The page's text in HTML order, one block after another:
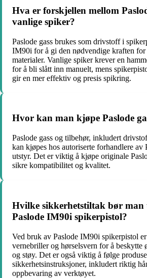
Hva er forskjellen mellom
vanlige spiker?
Paslode gass brukes som drivstoff i
IM90i for å gi den nødvendige kraften
materialer. Vanlige spiker krever en
for å bli slått inn manuelt, mens
gir en mer effektiv og presis spikring.
Hvor kan man kjøpe Paslode
Paslode gass og tilbehør, inkludert
kan kjøpes hos autoriserte forhandlere av
utstyr. Det er viktig å kjøpe originale
sikre kompatibilitet og kvalitet.
Hvilke sikkerhetstiltak bør
Paslode IM90i spikerpistol?
Ved bruk av Paslode IM90i spikerpistol
vernebriller og hørselsvern for å beskytte
og støy. Det er også viktig å følge
sikkerhetsinstruksjoner, inkludert riktig
oppbevaring av verktøyet.